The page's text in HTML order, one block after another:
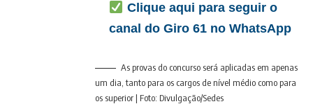
Clique aqui para seguir o
canal do Giro 61 no WhatsApp
As provas do concurso será aplicadas em apenas
um dia, tanto para os cargos de nível médio como para
os superior | Foto: Divulgação/Sedes